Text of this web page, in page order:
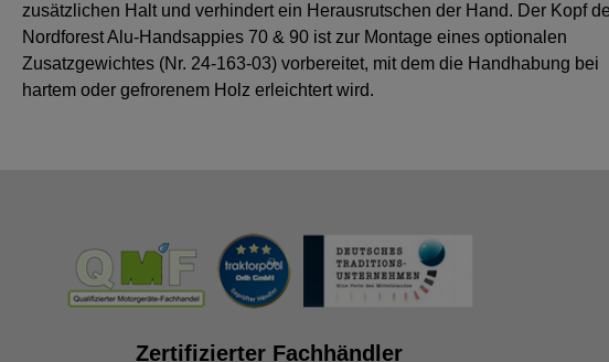
zusätzlichen Halt und verhindert ein Herausrutschen der Hand. Der Kopf
Nordforest Alu-Handsappies 70 & 90 ist zur Montage eines optionalen
Zusatzgewichtes (Nr. 24-163-03) vorbereitet, mit dem die Handhabung bei
hartem oder gefrorenem Holz erleichtert wird.
Zertifizierter Fachhändler